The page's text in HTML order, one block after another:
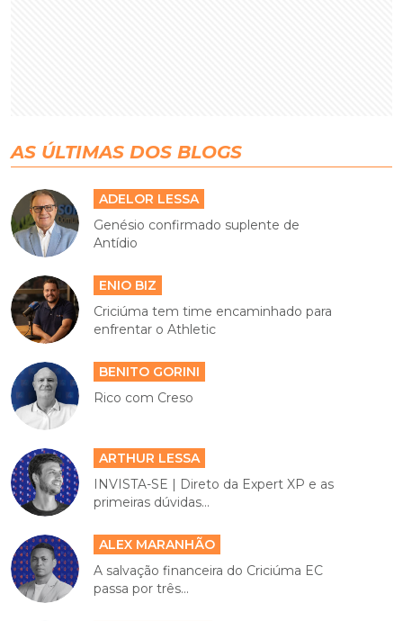
AS ÚLTIMAS DOS BLOGS
ADELOR LESSA
Genésio confirmado suplente de
Antídio
ENIO BIZ
Criciúma tem time encaminhado para
enfrentar o Athletic
BENITO GORINI
Rico com Creso
ARTHUR LESSA
INVISTA-SE | Direto da Expert XP e as
primeiras dúvidas...
ALEX MARANHÃO
A salvação financeira do Criciúma EC
passa por três...